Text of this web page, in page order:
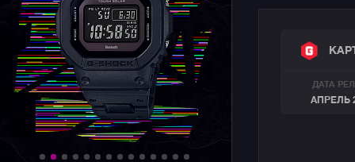
ДАТА
АПРЕЛЬ